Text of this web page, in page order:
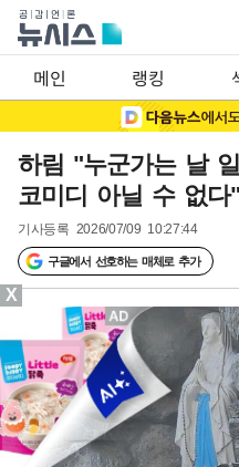
메인 랭킹
하림 "누군가는 날
코미디 아닐 수 없다"
기사등록 2026/07/09 10:27:44
구글에서 선호하는 매체로 추가
X